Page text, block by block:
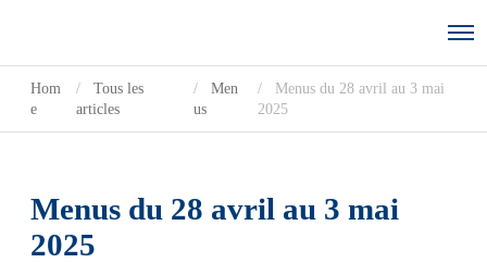
Hom
e
Tous les
articles
Men
us
Menus du 28 avril au 3 mai
2025
Menus du 28 avril au 3 mai
2025